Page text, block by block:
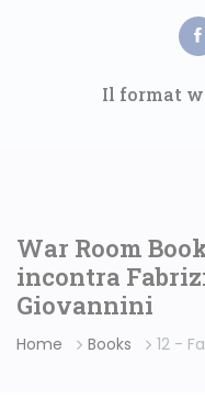
Il format
War Room
incontra
Giovannini
Home Books 12 -